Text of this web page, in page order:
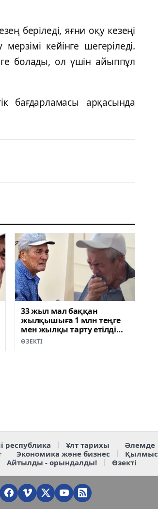
беріледі, яғни оқу кезеңі
кейінге шегеріледі.
болады, ол үшін айыппұл
бағдарламасы арқасында
33 жыл мал баққан
жылқышыға 1 млн теңге
мен жылқы тарту етілді
(ВИДЕО)
ӨЗЕКТІ
республика Ұлт тарихы Әлемде
Экономика және бизнес Қылмыс
Айтылды - орындалды! Өзекті